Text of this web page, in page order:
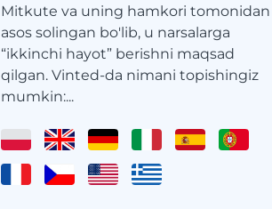
Mitkute va uning hamkori tomonidan
asos solingan bo'lib, u narsalarga
“ikkinchi hayot” berishni maqsad
qilgan. Vinted-da nimani topishingiz
mumkin:...